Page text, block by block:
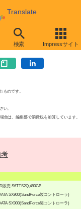
Translate
検索 Impressサイト
ップ
ものです。
い。
合は、編集部で消費税を加算しています。
販売 S6TTS2Q,480GB
SX900(SandForce製コントローラ)
SX900(SandForce製コントローラ)